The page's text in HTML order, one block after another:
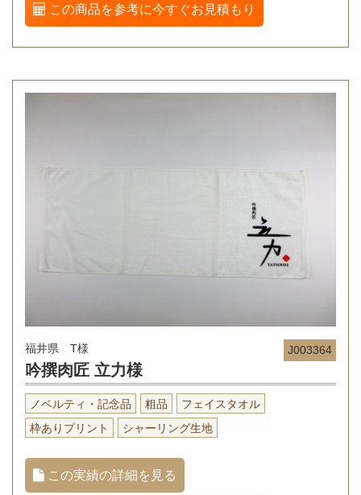
この商品を参考に今すぐお見積もり
J003364
福井県 T様
吟撰肉匠 立力様
ノベルティ・記念品 粗品
フェイスタオル
枠ありプリント
シャーリング生地
この実績の詳細を見る